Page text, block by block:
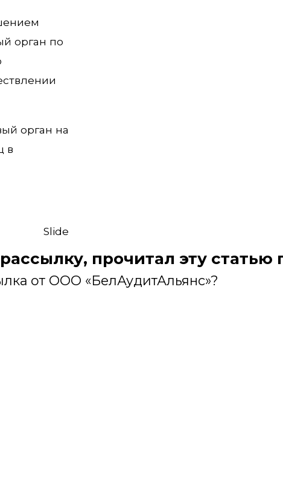
орган по
орган на
в
Slide
прочитал эту статью
от ООО «БелАудитАльянс»?